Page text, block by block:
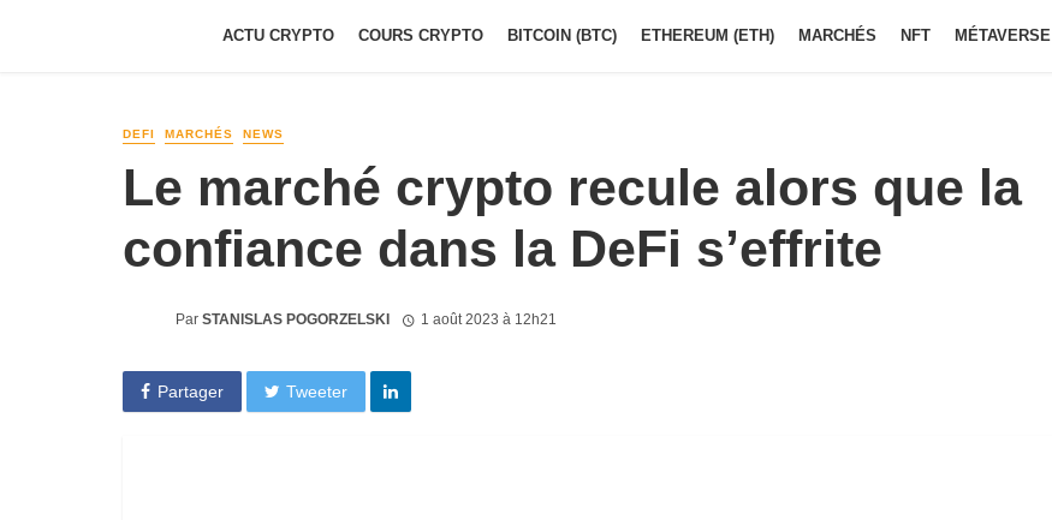
ACTU CRYPTO COURS CRYPTO BITCOIN (BTC) ETHEREUM (ETH) MARCHÉS NFT MÉTAVERSE
DEFI MARCHÉS NEWS
Le marché crypto recule alors que la
confiance dans la DeFi s’effrite
Par STANISLAS POGORZELSKI 1 août 2023 à 12h21
Partager Tweeter